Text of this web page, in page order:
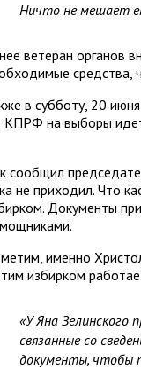
Ничто не мешает
ветеран органов
средства,
в субботу, 20
на выборы
сообщил
не приходил. Что
Документы
именно
избирком
«У Яна Зелинского
связанные со
документы, чтобы